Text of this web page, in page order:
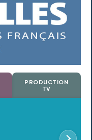
PRODUCTION
TV